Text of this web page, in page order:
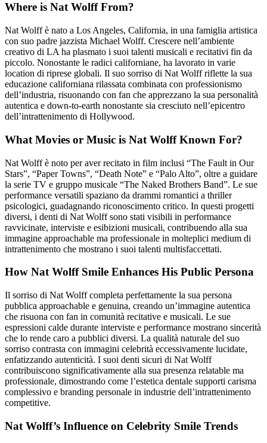
Where is Nat Wolff From?
Nat Wolff è nato a Los Angeles, California, in una famiglia artistica
con suo padre jazzista Michael Wolff. Crescere nell’ambiente
creativo di LA ha plasmato i suoi talenti musicali e recitativi fin da
piccolo. Nonostante le radici californiane, ha lavorato in varie
location di riprese globali. Il suo sorriso di Nat Wolff riflette la sua
educazione californiana rilassata combinata con professionismo
dell’industria, risuonando con fan che apprezzano la sua personalità
autentica e down-to-earth nonostante sia cresciuto nell’epicentro
dell’intrattenimento di Hollywood.
What Movies or Music is Nat Wolff Known For?
Nat Wolff è noto per aver recitato in film inclusi “The Fault in Our
Stars”, “Paper Towns”, “Death Note” e “Palo Alto”, oltre a guidare
la serie TV e gruppo musicale “The Naked Brothers Band”. Le sue
performance versatili spaziano da drammi romantici a thriller
psicologici, guadagnando riconoscimento critico. In questi progetti
diversi, i denti di Nat Wolff sono stati visibili in performance
ravvicinate, interviste e esibizioni musicali, contribuendo alla sua
immagine approachable ma professionale in molteplici medium di
intrattenimento che mostrano i suoi talenti multisfaccettati.
How Nat Wolff Smile Enhances His Public Persona
Il sorriso di Nat Wolff completa perfettamente la sua persona
pubblica approachable e genuina, creando un’immagine autentica
che risuona con fan in comunità recitative e musicali. Le sue
espressioni calde durante interviste e performance mostrano sincerità
che lo rende caro a pubblici diversi. La qualità naturale del suo
sorriso contrasta con immagini celebrità eccessivamente lucidate,
enfatizzando autenticità. I suoi denti sicuri di Nat Wolff
contribuiscono significativamente alla sua presenza relatable ma
professionale, dimostrando come l’estetica dentale supporti carisma
complessivo e branding personale in industrie dell’intrattenimento
competitive.
Nat Wolff’s Influence on Celebrity Smile Trends